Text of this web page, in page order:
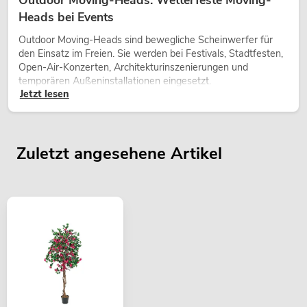
Heads bei Events
Outdoor Moving-Heads sind bewegliche Scheinwerfer für
den Einsatz im Freien. Sie werden bei Festivals, Stadtfesten,
Open-Air-Konzerten, Architekturinszenierungen und
temporären Außeninstallationen eingesetzt.
Jetzt lesen
Zuletzt angesehene Artikel